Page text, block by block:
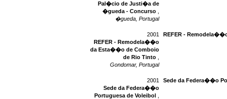
Pal�cio de Justi�a de
�gueda - Concurso
�gueda, Portugal
2001
REFER - Remodela��o
da Esta��o de Comboio
de Rio Tinto
Gondomar, Portugal
REFER -
2001
Sede da Federa��o
Portuguesa de Voleibol
Sede da Federa��o